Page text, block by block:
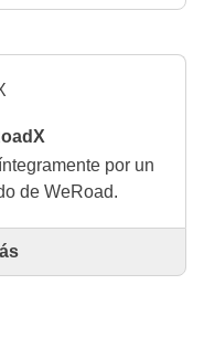
por un
de WeRoad.
íntegramente